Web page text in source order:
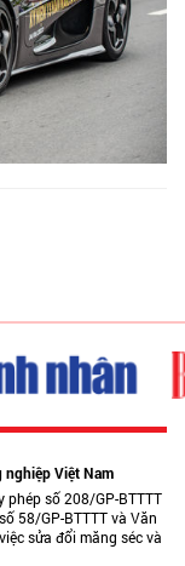
nghiệp Việt Nam
số 208/GP-BTTTT
58/GP-BTTTT và Văn
sửa đổi măng séc và